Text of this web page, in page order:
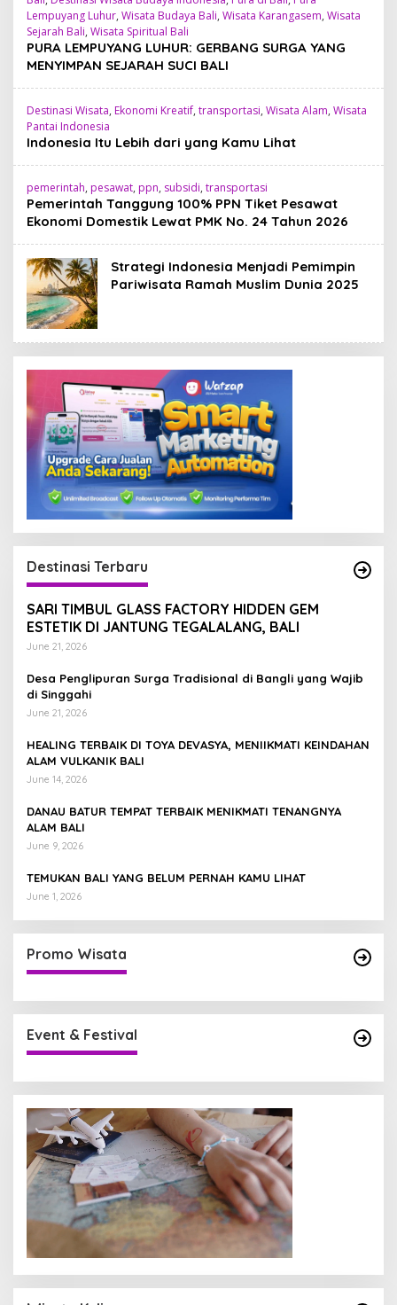
Lempuyang Luhur, Wisata Budaya Bali, Wisata Karangasem, Wisata
Sejarah Bali, Wisata Spiritual Bali
PURA LEMPUYANG LUHUR: GERBANG SURGA YANG
MENYIMPAN SEJARAH SUCI BALI
Destinasi Wisata, Ekonomi Kreatif, transportasi, Wisata Alam, Wisata
Pantai Indonesia
Indonesia Itu Lebih dari yang Kamu Lihat
pemerintah, pesawat, ppn, subsidi, transportasi
Pemerintah Tanggung 100% PPN Tiket Pesawat
Ekonomi Domestik Lewat PMK No. 24 Tahun 2026
Strategi Indonesia Menjadi Pemimpin
Pariwisata Ramah Muslim Dunia 2025
Destinasi Terbaru
SARI TIMBUL GLASS FACTORY HIDDEN GEM
ESTETIK DI JANTUNG TEGALALANG, BALI
June 21, 2026
Desa Penglipuran Surga Tradisional di Bangli yang Wajib
di Singgahi
June 21, 2026
HEALING TERBAIK DI TOYA DEVASYA, MENIIKMATI KEINDAHAN
ALAM VULKANIK BALI
June 14, 2026
DANAU BATUR TEMPAT TERBAIK MENIKMATI TENANGNYA
ALAM BALI
June 9, 2026
TEMUKAN BALI YANG BELUM PERNAH KAMU LIHAT
June 1, 2026
Promo Wisata
Event & Festival